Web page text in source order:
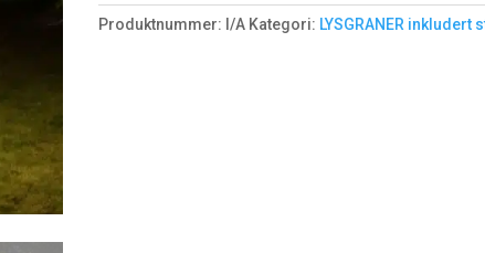
Produktnummer: I/A Kategori: LYSGRANER inkludert